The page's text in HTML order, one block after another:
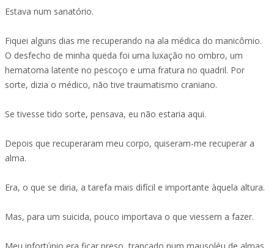
Estava num sanatório.
Fiquei alguns dias me recuperando na ala médica do manicômio.
O desfecho de minha queda foi uma luxação no ombro, um
hematoma latente no pescoço e uma fratura no quadril. Por
sorte, dizia o médico, não tive traumatismo craniano.
Se tivesse tido sorte, pensava, eu não estaria aqui.
Depois que recuperaram meu corpo, quiseram-me recuperar a
alma.
Era, o que se diria, a tarefa mais difícil e importante àquela altura.
Mas, para um suicida, pouco importava o que viessem a fazer.